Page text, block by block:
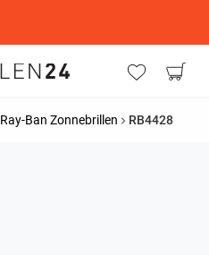
Ray-Ban Zonnebrillen RB4428